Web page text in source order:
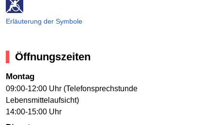
Erläuterung der Symbole
Öffnungszeiten
Montag
09:00-12:00 Uhr (Telefonsprechstunde
Lebensmittelaufsicht)
14:00-15:00 Uhr